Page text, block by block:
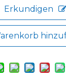
Erkundigen